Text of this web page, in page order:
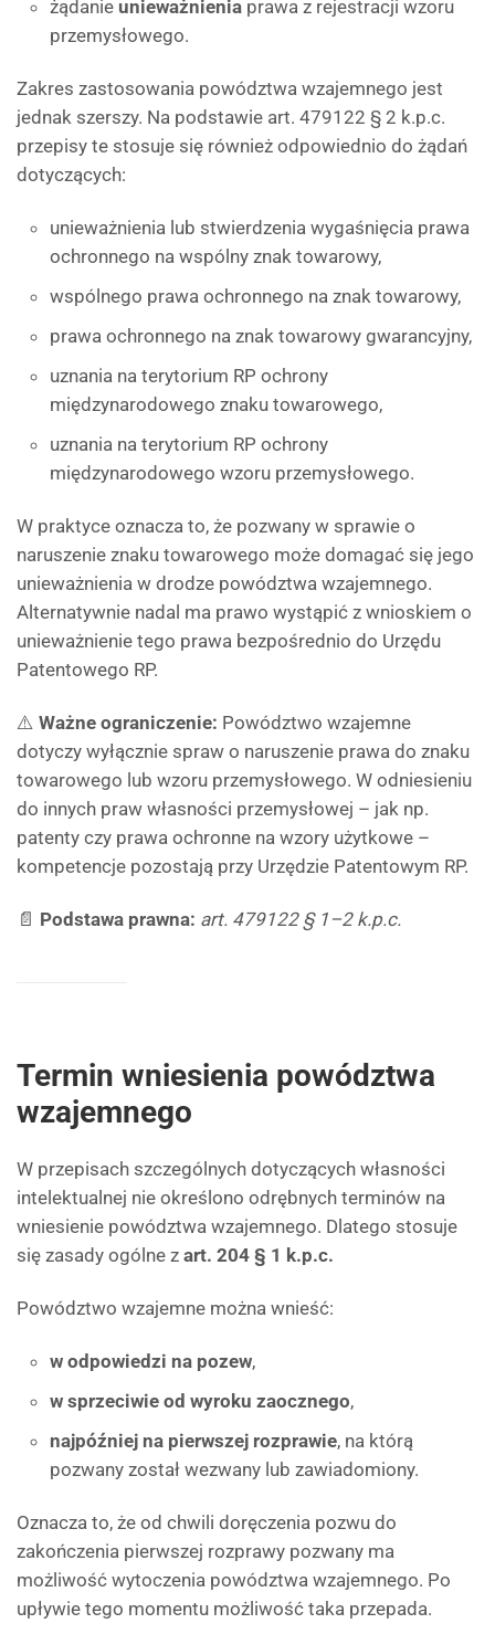
żądanie unieważnienia prawa z rejestracji wzoru
przemysłowego.
Zakres zastosowania powództwa wzajemnego jest
jednak szerszy. Na podstawie art. 479122 § 2 k.p.c.
przepisy te stosuje się również odpowiednio do żądań
dotyczących:
unieważnienia lub stwierdzenia wygaśnięcia prawa
ochronnego na wspólny znak towarowy,
wspólnego prawa ochronnego na znak towarowy,
prawa ochronnego na znak towarowy gwarancyjny,
uznania na terytorium RP ochrony
międzynarodowego znaku towarowego,
uznania na terytorium RP ochrony
międzynarodowego wzoru przemysłowego.
W praktyce oznacza to, że pozwany w sprawie o
naruszenie znaku towarowego może domagać się jego
unieważnienia w drodze powództwa wzajemnego.
Alternatywnie nadal ma prawo wystąpić z wnioskiem o
unieważnienie tego prawa bezpośrednio do Urzędu
Patentowego RP.
⚠️ Ważne ograniczenie: Powództwo wzajemne
dotyczy wyłącznie spraw o naruszenie prawa do znaku
towarowego lub wzoru przemysłowego. W odniesieniu
do innych praw własności przemysłowej – jak np.
patenty czy prawa ochronne na wzory użytkowe –
kompetencje pozostają przy Urzędzie Patentowym RP.
📄 Podstawa prawna: art. 479122 § 1–2 k.p.c.
Termin wniesienia powództwa
wzajemnego
W przepisach szczególnych dotyczących własności
intelektualnej nie określono odrębnych terminów na
wniesienie powództwa wzajemnego. Dlatego stosuje
się zasady ogólne z art. 204 § 1 k.p.c.
Powództwo wzajemne można wnieść:
w odpowiedzi na pozew,
w sprzeciwie od wyroku zaocznego,
najpóźniej na pierwszej rozprawie, na którą
pozwany został wezwany lub zawiadomiony.
Oznacza to, że od chwili doręczenia pozwu do
zakończenia pierwszej rozprawy pozwany ma
możliwość wytoczenia powództwa wzajemnego. Po
upływie tego momentu możliwość taka przepada.